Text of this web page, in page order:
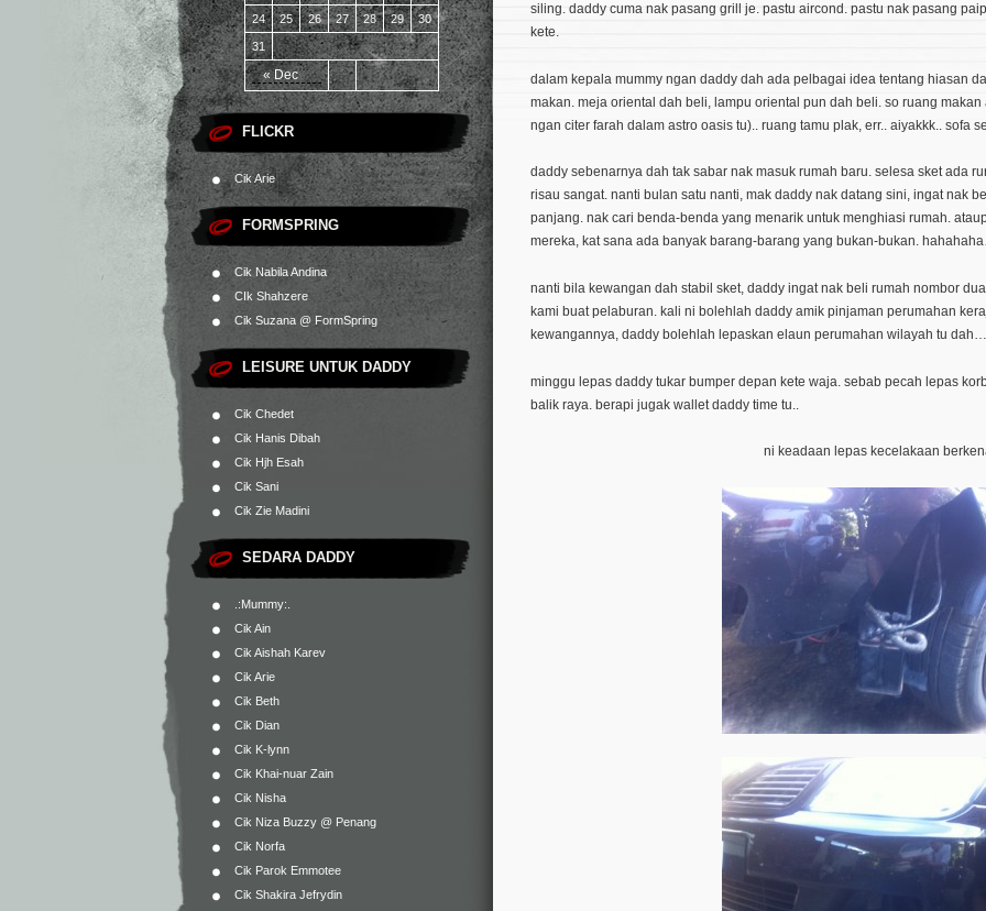
« Dec
24 25 26 27 28 29 30
31
FLICKR
Cik Arie
FORMSPRING
Cik Nabila Andina
CIk Shahzere
Cik Suzana @ FormSpring
LEISURE UNTUK DADDY
Cik Chedet
Cik Hanis Dibah
Cik Hjh Esah
Cik Sani
Cik Zie Madini
SEDARA DADDY
.:Mummy:.
Cik Ain
Cik Aishah Karev
Cik Arie
Cik Beth
Cik Dian
Cik K-lynn
Cik Khai-nuar Zain
Cik Nisha
Cik Niza Buzzy @ Penang
Cik Norfa
Cik Parok Emmotee
Cik Shakira Jefrydin
siling. daddy cuma nak pasang grill je. pastu aircond. pastu nak pasang
kete.
dalam kepala mummy ngan daddy dah ada pelbagai idea tentang hiasan
makan. meja oriental dah beli, lampu oriental pun dah beli. so ruang
ngan citer farah dalam astro oasis tu).. ruang tamu plak, err.. aiyakkk.. sofa
daddy sebenarnya dah tak sabar nak masuk rumah baru. selesa sket ada
risau sangat. nanti bulan satu nanti, mak daddy nak datang sini, ingat nak
panjang. nak cari benda-benda yang menarik untuk menghiasi rumah.
mereka, kat sana ada banyak barang-barang yang bukan-bukan.
nanti bila kewangan dah stabil sket, daddy ingat nak beli rumah nombor
kami buat pelaburan. kali ni bolehlah daddy amik pinjaman perumahan
kewangannya, daddy bolehlah lepaskan elaun perumahan wilayah tu dah…
minggu lepas daddy tukar bumper depan kete waja. sebab pecah lepas
balik raya. berapi jugak wallet daddy time tu..
ni keadaan lepas kecelakaan